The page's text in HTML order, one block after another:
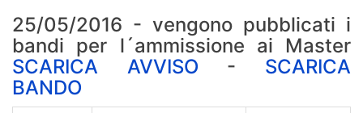
25/05/2016 - vengono pubblicati i
bandi per l´ammissione ai Master
SCARICA AVVISO - SCARICA
BANDO